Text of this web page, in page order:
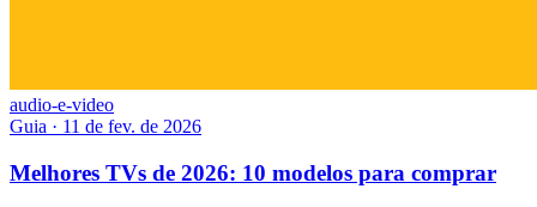
audio-e-video
Guia · 11 de fev. de 2026
Melhores TVs de 2026: 10 modelos para comprar